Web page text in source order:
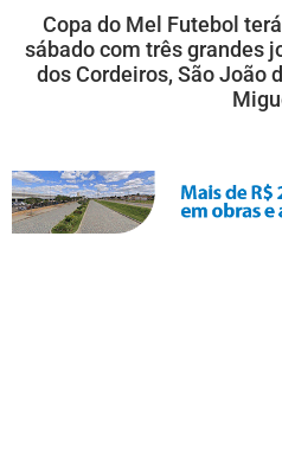
Copa do Mel Futebol
sábado com três grandes
dos Cordeiros, São João